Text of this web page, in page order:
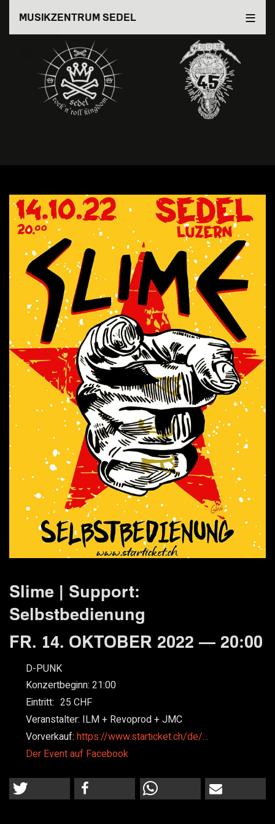
Inhalt
MUSIKZENTRUM SEDEL
Slime | Support:
Selbstbedienung
FR. 14. OKTOBER 2022 — 20:00
D-PUNK
Konzertbeginn: 21:00
Eintritt: 25
Veranstalter: ILM + Revoprod + JMC
Vorverkauf: https://www.starticket.ch/de/…
Der Event auf Facebook